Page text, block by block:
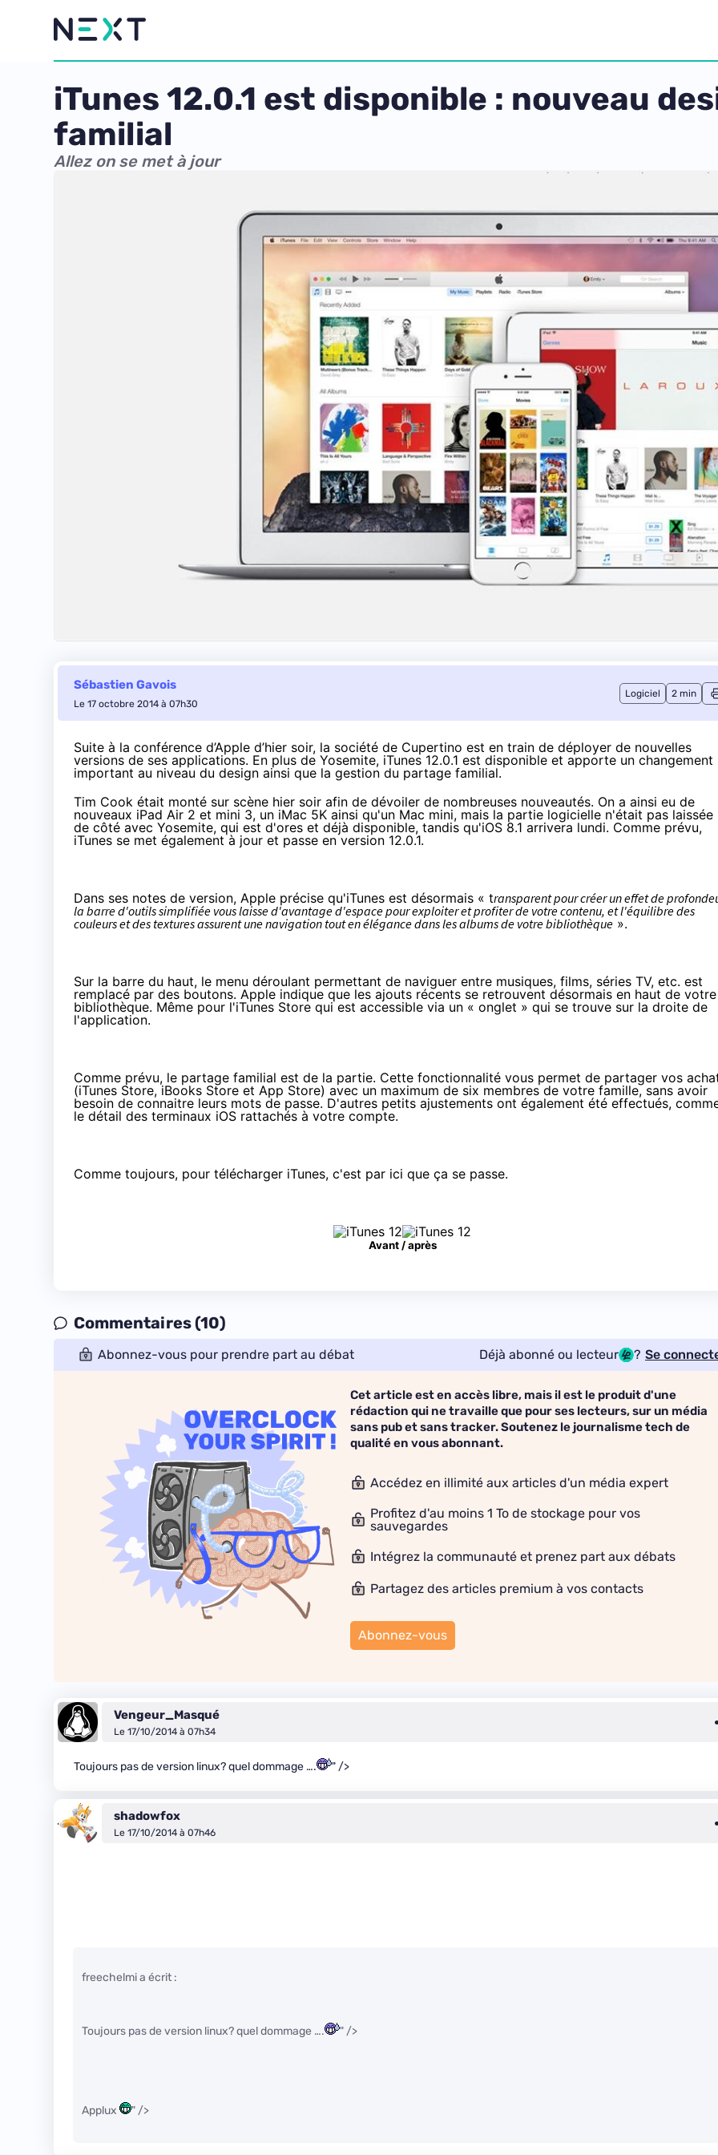
iTunes 12.0.1 est disponible : nouveau
familial
Allez on se met à jour
Sébastien Gavois
Le 17 octobre 2014 à 07h30
Logiciel 2 min
Suite à la conférence d’Apple d’hier soir, la société de Cupertino est en train de déployer de nouvelles
versions de ses applications. En plus de Yosemite, iTunes 12.0.1 est disponible et apporte un changement
important au niveau du design ainsi que la gestion du partage familial.
Tim Cook était monté sur scène hier soir afin de dévoiler de nombreuses nouveautés. On a ainsi eu de
nouveaux iPad Air 2 et mini 3, un iMac 5K ainsi qu'un Mac mini, mais la partie logicielle n'était pas laissée
de côté avec Yosemite, qui est d'ores et déjà disponible, tandis qu'iOS 8.1 arrivera lundi. Comme prévu,
iTunes se met également à jour et passe en version 12.0.1.
Dans ses notes de version, Apple précise qu'iTunes est désormais « transparent pour créer un effet de
la barre d'outils simplifiée vous laisse d'avantage d'espace pour exploiter et profiter de votre contenu, et l'équilibre des
couleurs et des textures assurent une navigation tout en élégance dans les albums de votre bibliothèque ».
Sur la barre du haut, le menu déroulant permettant de naviguer entre musiques, films, séries TV, etc. est
remplacé par des boutons. Apple indique que les ajouts récents se retrouvent désormais en haut de votre
bibliothèque. Même pour l'iTunes Store qui est accessible via un « onglet » qui se trouve sur la droite de
l'application.
Comme prévu, le partage familial est de la partie. Cette fonctionnalité vous permet de partager vos
(iTunes Store, iBooks Store et App Store) avec un maximum de six membres de votre famille, sans avoir
besoin de connaitre leurs mots de passe. D'autres petits ajustements ont également été effectués,
le détail des terminaux iOS rattachés à votre compte.
Comme toujours, pour télécharger iTunes, c'est par ici que ça se passe.
Avant / après
Commentaires (10)
Abonnez-vous pour prendre part au débat Déjà abonné ou lecteur ? Se
Cet article est en accès libre, mais il est le produit d'une
rédaction qui ne travaille que pour ses lecteurs, sur un média
sans pub et sans tracker. Soutenez le journalisme tech de
qualité en vous abonnant.
Accédez en illimité aux articles d'un média expert
Profitez d'au moins 1 To de stockage pour vos
sauvegardes
Intégrez la communauté et prenez part aux débats
Partagez des articles premium à vos contacts
Abonnez-vous
Vengeur_Masqué
Le 17/10/2014 à 07h34
Toujours pas de version linux? quel dommage …. " />
shadowfox
Le 17/10/2014 à 07h46
freechelmi a écrit :
Toujours pas de version linux? quel dommage …. " />
Applux " />